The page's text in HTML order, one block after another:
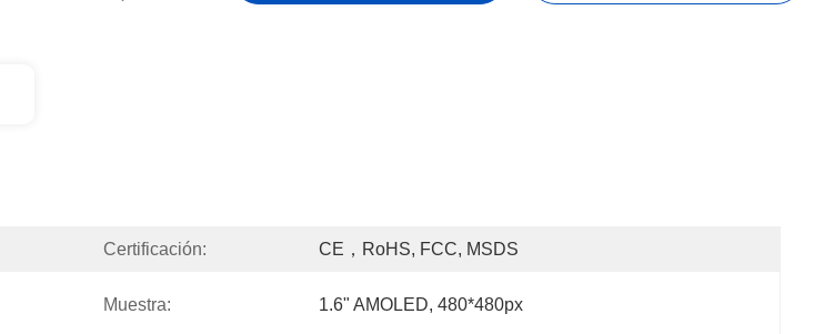
Certificación: CE，RoHS, FCC, MSDS
Muestra: 1.6" AMOLED, 480*480px